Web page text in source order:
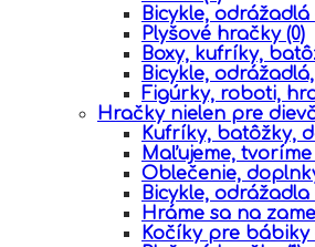
Bicykle, odrážadlá
Plyšové hračky (0)
Boxy, kufríky,
Bicykle,
Figúrky, roboti,
Hračky nielen pre
Kufríky, batôžky,
Maľujeme, tvoríme
Oblečenie,
Bicykle, odrážadla
Hráme sa na
Kočíky pre bábiky